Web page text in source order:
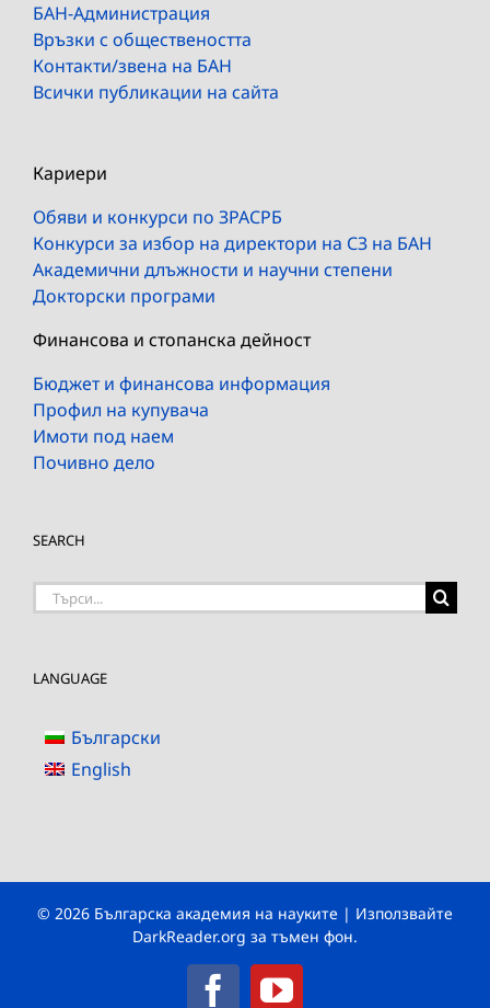
БАН-Администрация
Връзки с обществеността
Контакти/звена на БАН
Всички публикации на сайта
Кариери
Обяви и конкурси по ЗРАСРБ
Конкурси за избор на директори на СЗ на БАН
Академични длъжности и научни степени
Докторски програми
Финансова и стопанска дейност
Бюджет и финансова информация
Профил на купувача
Имоти под наем
Почивно дело
SEARCH
Търсене
LANGUAGE
Български
English
© 2026 Българска академия на науките | Използвайте
DarkReader.org за тъмен фон.